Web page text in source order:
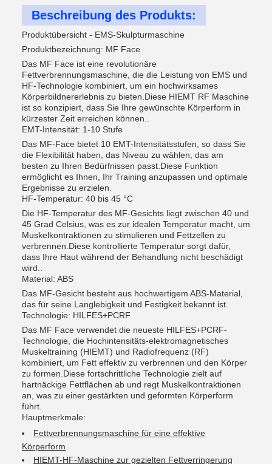
Beschreibung des Produkts:
Produktübersicht - EMS-Skulpturmaschine
Produktbezeichnung: MF Face
Das MF Face ist eine revolutionäre
Fettverbrennungsmaschine, die die Leistung von EMS und
HF-Technologie kombiniert, um ein hochwirksames
Körperbildnererlebnis zu bieten.Diese HIEMT RF Maschine
ist so konzipiert, dass Sie Ihre gewünschte Körperform in
kürzester Zeit erreichen können..
EMT-Intensität: 1-10 Stufe
Das MF-Face bietet 10 EMT-Intensitätsstufen, so dass Sie
die Flexibilität haben, das Niveau zu wählen, das am
besten zu Ihren Bedürfnissen passt.Diese Funktion
ermöglicht es Ihnen, Ihr Training anzupassen und optimale
Ergebnisse zu erzielen.
HF-Temperatur: 40 bis 45 °C
Die HF-Temperatur des MF-Gesichts liegt zwischen 40 und
45 Grad Celsius, was es zur idealen Temperatur macht, um
Muskelkontraktionen zu stimulieren und Fettzellen zu
verbrennen.Diese kontrollierte Temperatur sorgt dafür,
dass Ihre Haut während der Behandlung nicht beschädigt
wird..
Material: ABS
Das MF-Gesicht besteht aus hochwertigem ABS-Material,
das für seine Langlebigkeit und Festigkeit bekannt ist.
Technologie: HILFES+PCRF
Das MF Face verwendet die neueste HILFES+PCRF-
Technologie, die Hochintensitäts-elektromagnetisches
Muskeltraining (HIEMT) und Radiofrequenz (RF)
kombiniert, um Fett effektiv zu verbrennen und den Körper
zu formen.Diese fortschrittliche Technologie zielt auf
hartnäckige Fettflächen ab und regt Muskelkontraktionen
an, was zu einer gestärkten und geformten Körperform
führt.
Hauptmerkmale:
Fettverbrennungsmaschine für eine effektive
Körperform
HIEMT-HF-Maschine zur gezielten Fettverringerung